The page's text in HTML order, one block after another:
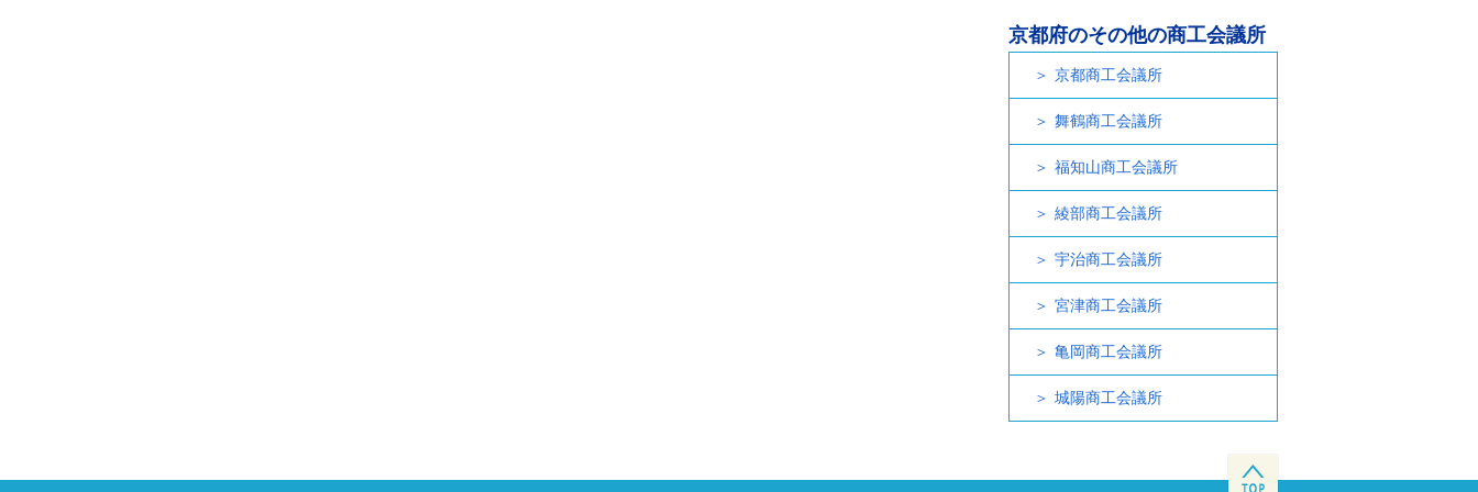
京都府のその他の商工会議所
京都商工会議所
舞鶴商工会議所
福知山商工会議所
綾部商工会議所
宇治商工会議所
宮津商工会議所
亀岡商工会議所
城陽商工会議所